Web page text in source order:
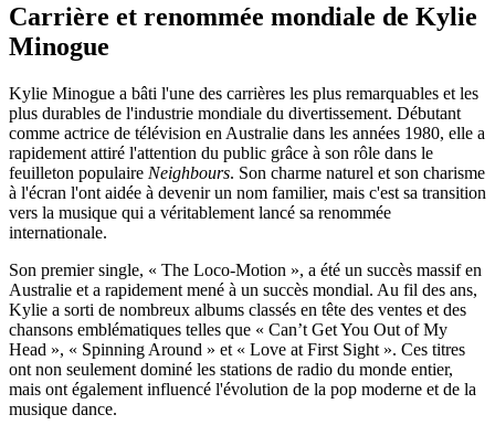
Carrière et renommée mondiale de Kylie
Minogue
Kylie Minogue a bâti l'une des carrières les plus remarquables et les
plus durables de l'industrie mondiale du divertissement. Débutant
comme actrice de télévision en Australie dans les années 1980, elle a
rapidement attiré l'attention du public grâce à son rôle dans le
feuilleton populaire Neighbours. Son charme naturel et son charisme
à l'écran l'ont aidée à devenir un nom familier, mais c'est sa transition
vers la musique qui a véritablement lancé sa renommée
internationale.
Son premier single, « The Loco-Motion », a été un succès massif en
Australie et a rapidement mené à un succès mondial. Au fil des ans,
Kylie a sorti de nombreux albums classés en tête des ventes et des
chansons emblématiques telles que « Can’t Get You Out of My
Head », « Spinning Around » et « Love at First Sight ». Ces titres
ont non seulement dominé les stations de radio du monde entier,
mais ont également influencé l'évolution de la pop moderne et de la
musique dance.